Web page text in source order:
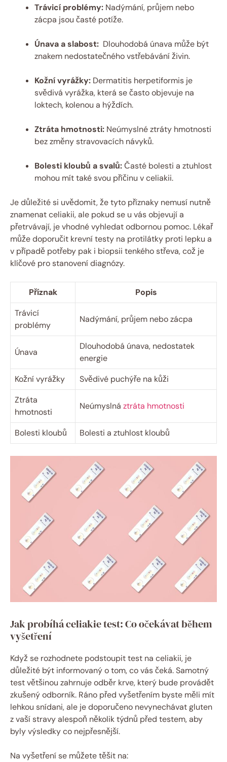
Trávicí problémy: Nadýmání, průjem nebo
zácpa jsou časté potíže.
Únava⁢ a slabost: ⁢ Dlouhodobá únava​ může být
‌znakem nedostatečného vstřebávání živin.
Kožní vyrážky: Dermatitis herpetiformis je
svědivá vyrážka, která se často objevuje⁤ na
loktech, kolenou a hýždích.
Ztráta hmotnosti: ‍Neúmyslné ztráty hmotnosti
bez změny stravovacích návyků.
Bolesti kloubů a svalů:Časté bolesti a⁤ ztuhlost
mohou mít také⁤ svou příčinu v celiakii.
Je důležité si uvědomit, že tyto příznaky nemusí⁤ nutně
znamenat‍ celiakii, ale pokud se u vás objevují a⁢
přetrvávají, ⁤je​ vhodné vyhledat odbornou pomoc. ‍Lékař
‍může doporučit​ krevní testy na‍ protilátky proti lepku a
v případě ​potřeby pak i biopsii tenkého‌ střeva, což je
klíčové ⁢pro stanovení diagnózy.
Příznak
Popis
Trávicí
problémy
Nadýmání, průjem nebo zácpa
Únava
Dlouhodobá únava, nedostatek
energie
Kožní ‌vyrážky
Svědivé‌ puchýře na kůži
Ztráta
hmotnosti
Neúmyslná ztráta hmotnosti
Bolesti kloubů Bolesti ‍a⁤ ztuhlost ⁣kloubů
Jak probíhá celiakie test:⁤ Co očekávat během
vyšetření
Když se rozhodnete podstoupit test⁤ na celiakii, je
důležité ‍být informovaný o tom, co​ vás čeká. Samotný⁢
test⁢ většinou zahrnuje⁣ odběr krve, který ‌bude provádět
zkušený​ odborník. Ráno před‌ vyšetřením byste měli mít
lehkou snídani, ale je doporučeno nevynechávat⁣ gluten
z vaší stravy alespoň několik týdnů před ⁤testem, ⁣aby
byly výsledky co nejpřesnější.
Na ​vyšetření se můžete těšit ‌na: